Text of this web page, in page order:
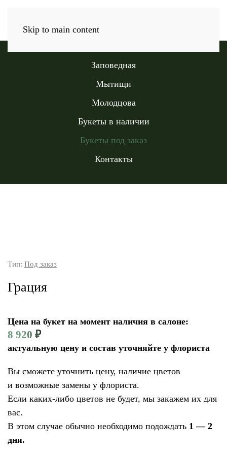
Skip to main content
Заповедная
Мытищи
Молодцова
Букеты в наличии
Букеты под заказ
Контакты
Тип: Под заказ
Грация
Цена на букет на момент наличия в салоне:
8 920 ₽
актуальную цену и состав уточняйте у флориста
Вы сможете уточнить цену, наличие цветов
и возможные замены у флориста.
Если каких-либо цветов не будет, мы закажем их для
вас.
В этом случае обычно необходимо подождать 1 — 2
дня.